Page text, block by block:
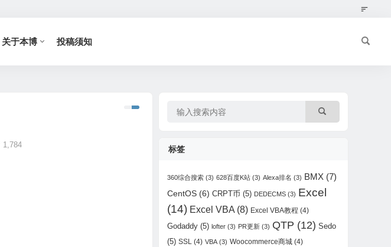
关于本博 投稿须知
1,784 标签
360综合搜索 (3) 628百度K站 (3) Alexa排名 (3) BMX (7)
CentOS (6) CRPT币 (5) DEDECMS (3) Excel
(14) Excel VBA (8) Excel VBA教程 (4)
Godaddy (5) lofter (3) PR更新 (3) QTP (12) Sedo
(5) SSL (4) VBA (3) Woocommerce商城 (4)